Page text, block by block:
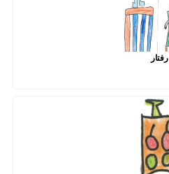
رفتار